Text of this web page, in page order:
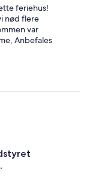
feriehus!
nød flere
var
Anbefales